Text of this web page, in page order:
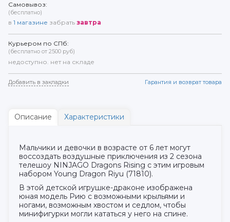
Самовывоз:
(бесплатно)
в 1 магазине забрать завтра
Курьером по СПб:
(бесплатно от 2500 руб)
недоступно. нет на складе
Добавить в закладки Гарантия и возврат товара
Описание Характеристики
Мальчики и девочки в возрасте от 6 лет могут
воссоздать воздушные приключения из 2 сезона
телешоу NINJAGO Dragons Rising с этим игровым
набором Young Dragon Riyu (71810).
В этой детской игрушке-драконе изображена
юная модель Рию с возможными крыльями и
ногами, возможным хвостом и седлом, чтобы
минифигурки могли кататься у него на спине.